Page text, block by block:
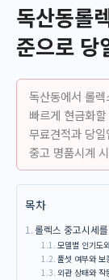
독산동롤
준으로 당
독산동에서 롤
빠르게 현금화
무료견적과 당
중고 명품시계
목차
롤렉스 중고시세
모델별 인기도
풀셋 여부와 보
외관 상태와 작